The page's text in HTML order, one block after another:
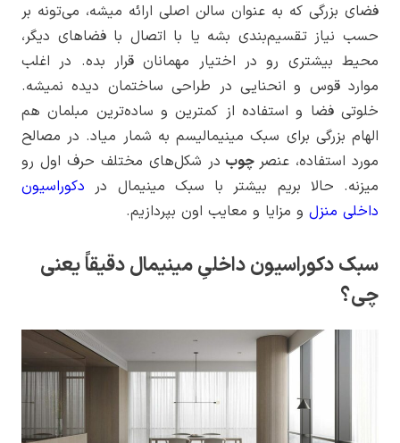
فضای بزرگی که به عنوان سالن اصلی ارائه میشه، می‌تونه بر
حسب نیاز تقسیم‌بندی بشه یا با اتصال با فضاهای دیگر،
محیط بیشتری رو در اختیار مهمانان قرار بده. در اغلب
موارد قوس و انحنایی در طراحی ساختمان دیده نمیشه.
خلوتی فضا و استفاده از کمترین و ساده‌ترین مبلمان هم
الهام بزرگی برای سبک مینیمالیسم به شمار میاد. در مصالح
مورد استفاده، عنصر چوب در شکل‌های مختلف حرف اول رو
میزنه. حالا بریم بیشتر با سبک مینیمال در دکوراسیون
داخلی منزل و مزایا و معایب اون بپردازیم.
سبک دکوراسیون داخلیِ مینیمال دقیقاً یعنی
چی؟